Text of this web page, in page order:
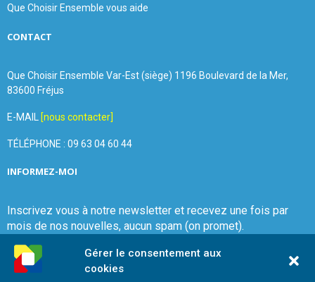
Gérer le consentement aux
cookies
Que Choisir Ensemble vous aide
CONTACT
Que Choisir Ensemble Var-Est (siège) 1196 Boulevard de la Mer,
83600 Fréjus
E-MAIL [nous contacter]
TÉLÉPHONE : 09 63 04 60 44
INFORMEZ-MOI
Inscrivez vous à notre newsletter et recevez une fois par
mois de nos nouvelles, aucun spam (on promet).